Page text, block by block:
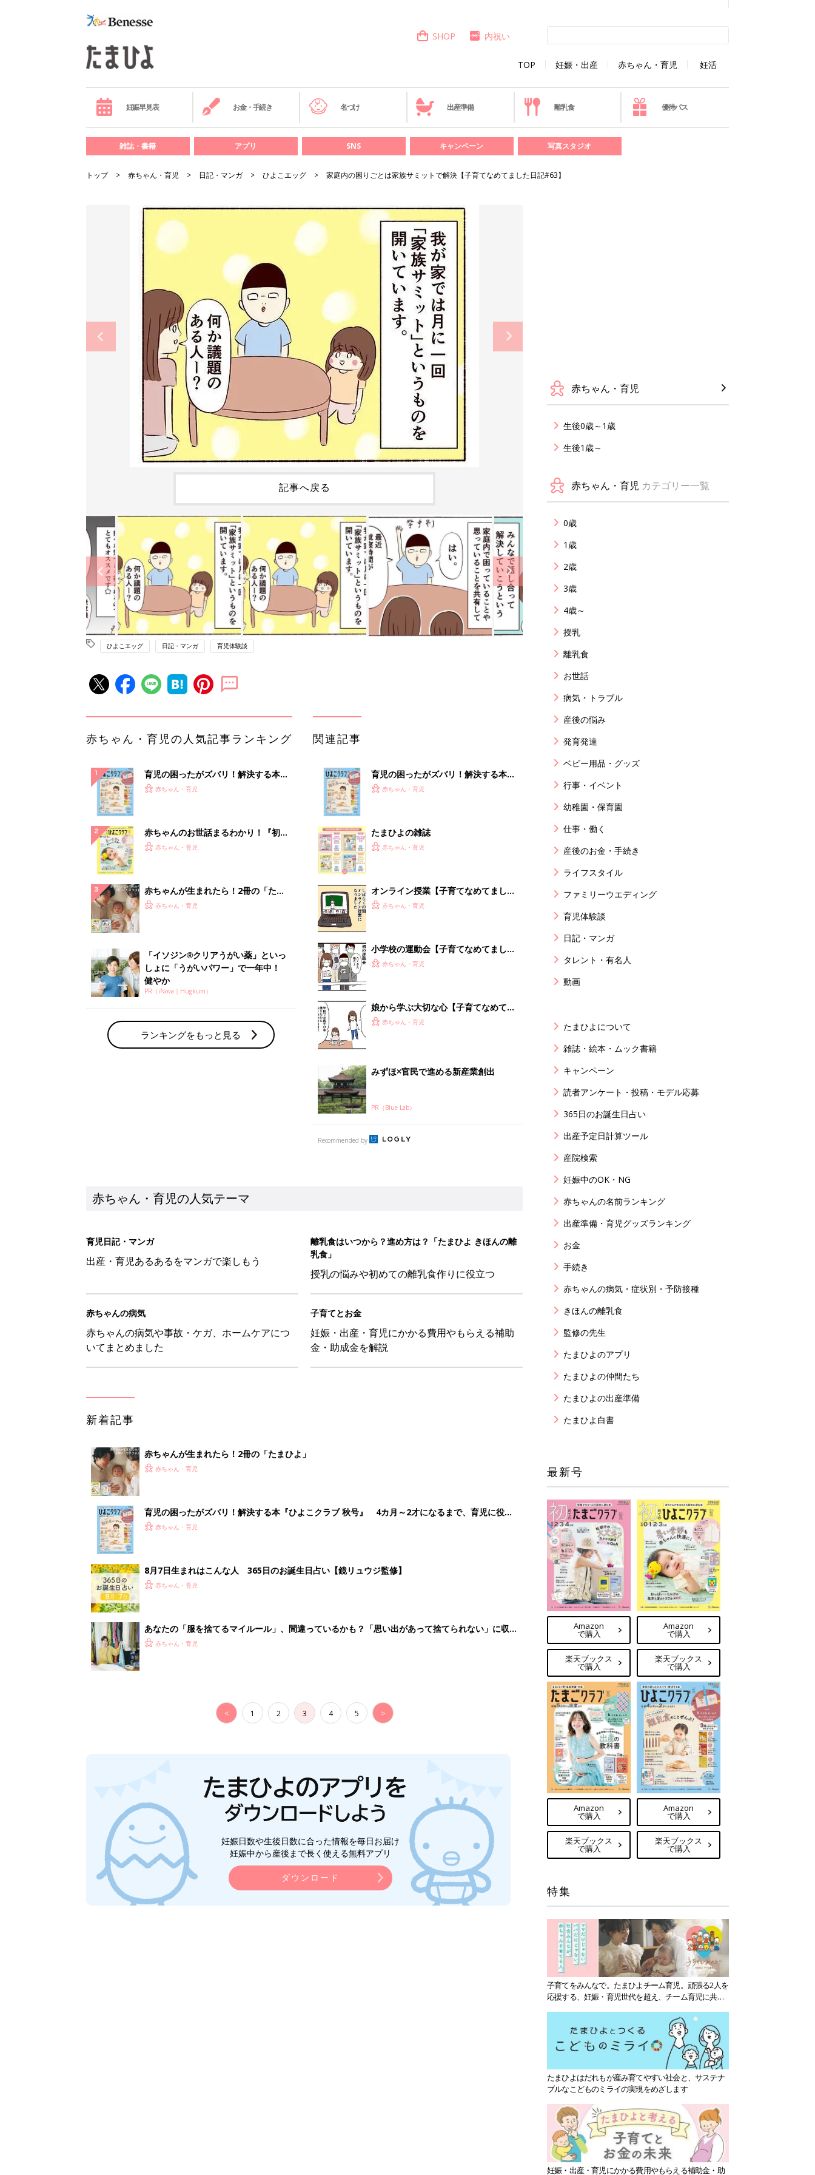
TOP 妊娠・出産 赤ちゃん・育児 妊活
SHOP 内祝い
妊娠早見表 お金・手続き 名づけ 出産準備 離乳食 優待パス
雑誌・書籍 アプリ SNS キャンペーン 写真スタジオ
トップ 赤ちゃん・育児 日記・マンガ ひよこエッグ 家庭内の困りごとは家族サミットで解決【子育てなめてました日記#63】
記事へ戻る
ひよこエッグ 日記・マンガ 育児体験談
赤ちゃん・育児の人気記事ランキング
育児の困ったがズバリ！解決する本
『ひよこクラブ 秋号』 4カ月～2才
赤ちゃん・育児
赤ちゃんのお世話まるわかり！『初め
てのひよこクラブ 夏号』〈巻頭大特
赤ちゃん・育児
赤ちゃんが生まれたら！2冊の「たま
ひよ」
赤ちゃん・育児
「イソジン®クリアうがい薬」といっ
しょに「うがいパワー」で一年中！
健やか
PR（iNova｜Hugkum）
ランキングをもっと見る
関連記事
育児の困ったがズバリ！解決する本
『ひよこクラブ 秋号』 4カ月～2才
赤ちゃん・育児
たまひよの雑誌
赤ちゃん・育児
オンライン授業【子育てなめてました
日記#136】
赤ちゃん・育児
小学校の運動会【子育てなめてました
日記#146】
赤ちゃん・育児
娘から学ぶ大切な心【子育てなめてま
した日記#144】
赤ちゃん・育児
みずほ×官民で進める新産業創出
PR（Blue Lab）
Recommended by
赤ちゃん・育児の人気テーマ
育児日記・マンガ
出産・育児あるあるをマンガで楽しもう
離乳食はいつから？進め方は？「たまひよ きほんの離
乳食」
授乳の悩みや初めての離乳食作りに役立つ
赤ちゃんの病気
赤ちゃんの病気や事故・ケガ、ホームケアにつ
いてまとめました
子育てとお金
妊娠・出産・育児にかかる費用やもらえる補助
金・助成金を解説
新着記事
赤ちゃんが生まれたら！2冊の「たまひよ」
赤ちゃん・育児
育児の困ったがズバリ！解決する本『ひよこクラブ 秋号』 4カ月～2才になるまで、育児に役立
つ情報がいっぱい！
赤ちゃん・育児
8月7日生まれはこんな人 365日のお誕生日占い【鏡リュウジ監修】
赤ちゃん・育児
あなたの「服を捨てるマイルール」、間違っているかも？「思い出があって捨てられない」に収納
スタイリストが喝！
赤ちゃん・育児
< 1 2 3 4 5 >
妊娠日数や生後日数に合った情報を毎日お届け
妊娠中から産後まで長く使える無料アプリ
ダウンロード
赤ちゃん・育児
生後0歳～1歳
生後1歳～
赤ちゃん・育児 カテゴリー一覧
0歳
1歳
2歳
3歳
4歳～
授乳
離乳食
お世話
病気・トラブル
産後の悩み
発育発達
ベビー用品・グッズ
行事・イベント
幼稚園・保育園
仕事・働く
産後のお金・手続き
ライフスタイル
ファミリーウエディング
育児体験談
日記・マンガ
タレント・有名人
動画
たまひよについて
雑誌・絵本・ムック書籍
キャンペーン
読者アンケート・投稿・モデル応募
365日のお誕生日占い
出産予定日計算ツール
産院検索
妊娠中のOK・NG
赤ちゃんの名前ランキング
出産準備・育児グッズランキング
お金
手続き
赤ちゃんの病気・症状別・予防接種
きほんの離乳食
監修の先生
たまひよのアプリ
たまひよの仲間たち
たまひよの出産準備
たまひよ白書
最新号
Amazon
で購入
楽天ブックス
で購入
Amazon
で購入
楽天ブックス
で購入
Amazon
で購入
楽天ブックス
で購入
Amazon
で購入
楽天ブックス
で購入
特集
子育てをみんなで。たまひよチーム育児。頑張る2人を
応援する、妊娠・育児世代を超え、チーム育児に共感
たまひよはだれもが産み育てやすい社会と、サステナ
ブルなこどものミライの実現をめざします
妊娠・出産・育児にかかる費用やもらえる補助金・助